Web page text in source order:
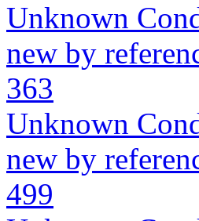
Unknown
new by
363
Unknown
new by
499